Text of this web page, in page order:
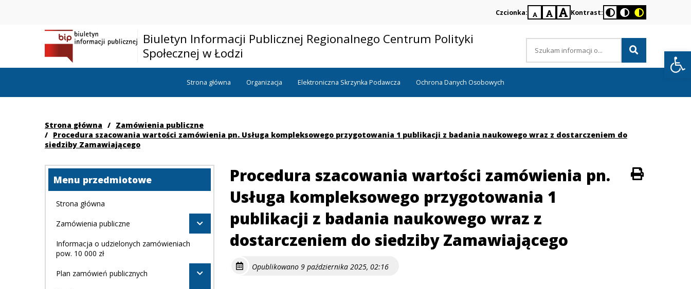
Czcionka:
domyślnawiększanajwiększa
Kontrast:
Biuletyn Informacji Publicznej Regionalnego Centrum Polityki
Społecznej w Łodzi
Wyszukiwana
fraza
Menu
Strona główna Organizacja Elektroniczna Skrzynka Podawcza Ochrona Danych Osobowych
Strona główna / Zamówienia publiczne
/ Procedura szacowania wartości zamówienia pn. Usługa kompleksowego przygotowania 1 publikacji z badania naukowego wraz z dostarczeniem do
siedziby Zamawiającego
Menu przedmiotowe
Strona główna
Zamówienia publiczne
Informacja o udzielonych zamówieniach
pow. 10 000 zł
Plan zamówień publicznych
Procedura szacowania wartości zamówienia pn.
Usługa kompleksowego przygotowania 1
publikacji z badania naukowego wraz z
dostarczeniem do siedziby Zamawiającego
Drukuj
Opublikowano 9 października 2025, 02:16